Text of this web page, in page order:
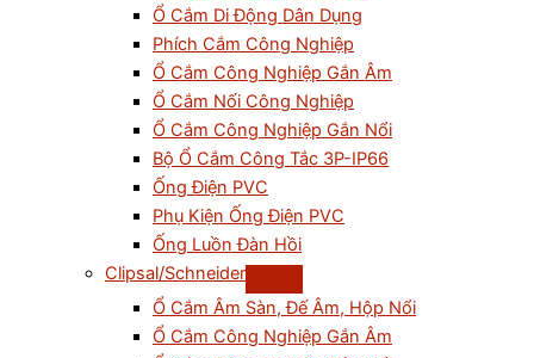
Ổ Cắm Di Động Dân Dụng
Phích Cắm Công Nghiệp
Ổ Cắm Công Nghiệp Gắn Âm
Ổ Cắm Nối Công Nghiệp
Ổ Cắm Công Nghiệp Gắn Nổi
Bộ Ổ Cắm Công Tắc 3P-IP66
Ống Điện PVC
Phụ Kiện Ống Điện PVC
Ống Luồn Đàn Hồi
Clipsal/Schneider
Ổ Cắm Âm Sàn, Đế Âm, Hộp Nổi
Ổ Cắm Công Nghiệp Gắn Âm